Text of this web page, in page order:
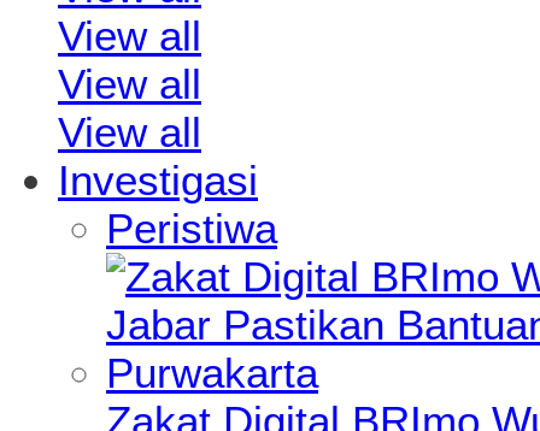
View all
View all
View all
Investigasi
Peristiwa
Zakat Digital BRImo